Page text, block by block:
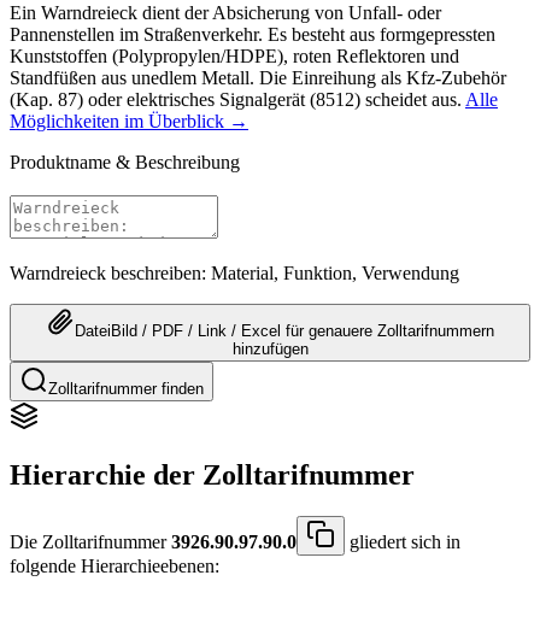
Ein Warndreieck dient der Absicherung von Unfall- oder
Pannenstellen im Straßenverkehr. Es besteht aus formgepressten
Kunststoffen (Polypropylen/HDPE), roten Reflektoren und
Standfüßen aus unedlem Metall. Die Einreihung als Kfz-Zubehör
(Kap. 87) oder elektrisches Signalgerät (8512) scheidet aus. Alle
Möglichkeiten im Überblick →
Produktname & Beschreibung
Warndreieck beschreiben: Material, Funktion, Verwendung
Datei Bild / PDF / Link / Excel für genauere Zolltarifnummern
hinzufügen
Zolltarifnummer finden
Hierarchie der Zolltarifnummer
Die Zolltarifnummer3926.90.97.90.0
gliedert sich in
folgende Hierarchieebenen: